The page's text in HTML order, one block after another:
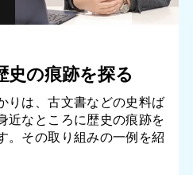
史の痕跡を探る
りは、古文書などの史料ば
近なところに歴史の痕跡を
。その取り組みの一例を紹